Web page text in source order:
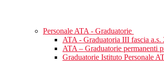
Personale ATA - Graduatorie
ATA - Graduatoria III fascia a.s.
ATA – Graduatorie permanenti
Graduatorie Istituto Personale